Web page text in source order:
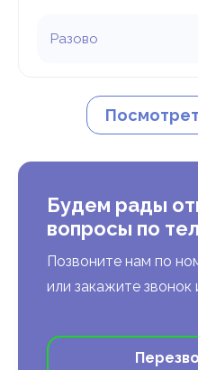
Будем рады
вопросы по
Позвоните нам по
или закажите звонок